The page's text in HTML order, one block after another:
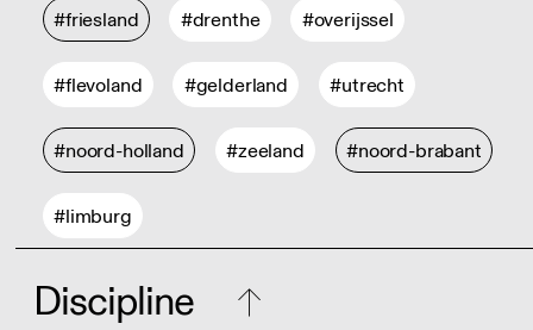
#friesland #drenthe #overijssel
#flevoland #gelderland #utrecht
#noord-holland #zeeland #noord-brabant
#limburg
Discipline